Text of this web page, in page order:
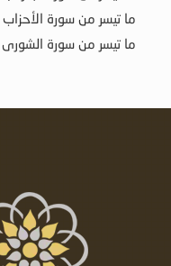
ما تيسر من سورة
ما تيسر من سورة